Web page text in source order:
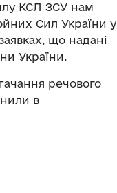
КСЛ ЗСУ нам
Сил України у
що надані
України.
речового
в